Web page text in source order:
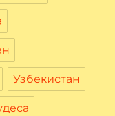
Узбекистан